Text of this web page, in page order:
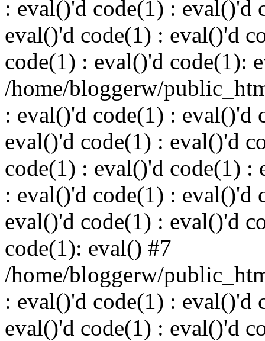
: eval()'d code(1) : eval()'d
eval()'d code(1) : eval()'d
code(1) : eval()'d code(1):
/home/bloggerw/
: eval()'d code(1) : eval()'d
eval()'d code(1) : eval()'d
code(1) : eval()'d code(1) :
: eval()'d code(1) : eval()'d
eval()'d code(1) : eval()'d
code(1): eval() #7
/home/bloggerw/
: eval()'d code(1) : eval()'d
eval()'d code(1) : eval()'d